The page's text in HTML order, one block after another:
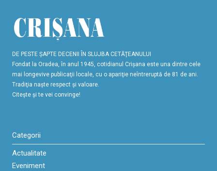
DE PESTE ŞAPTE DECENII ÎN SLUJBA CETĂŢEANULUI
Fondat la Oradea, în anul 1945, cotidianul Crişana este una dintre cele
mai longevive publicaţii locale, cu o apariţie neîntreruptă de 81 de ani.
Tradiţia naşte respect şi valoare.
Citeşte şi te vei convinge!
Categorii
Actualitate
Eveniment